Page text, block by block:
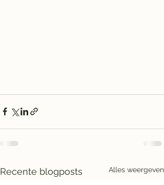
Recente blogposts Alles weergeven